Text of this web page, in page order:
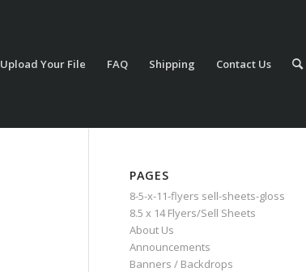
Upload Your File FAQ Shipping Contact Us
PAGES
8-5-x-11-flyers sell-sheets-gloss
8.5 x 14 Flyers/Sell Sheets
About Us
Announcements
Banners / Backdrops